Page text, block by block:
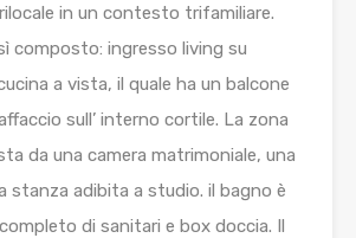
in un contesto trifamiliare.
composto: ingresso living su
a vista, il quale ha un balcone
sull’ interno cortile. La zona
da una camera matrimoniale, una
stanza adibita a studio. il bagno è
di sanitari e box doccia. Il